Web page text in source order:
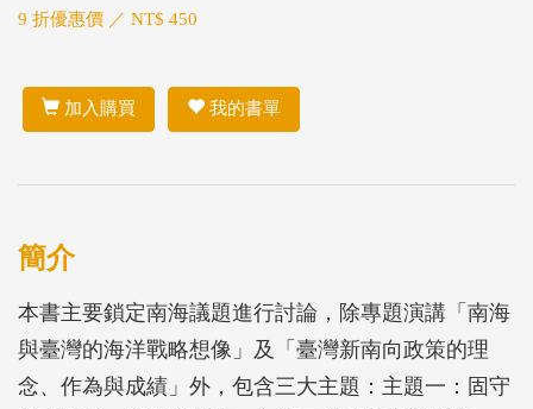
9 折優惠價 ／ NT$ 450
加入購買 我的書單
簡介
本書主要鎖定南海議題進行討論，除專題演講「南海
與臺灣的海洋戰略想像」及「臺灣新南向政策的理
念、作為與成績」外，包含三大主題：主題一：固守